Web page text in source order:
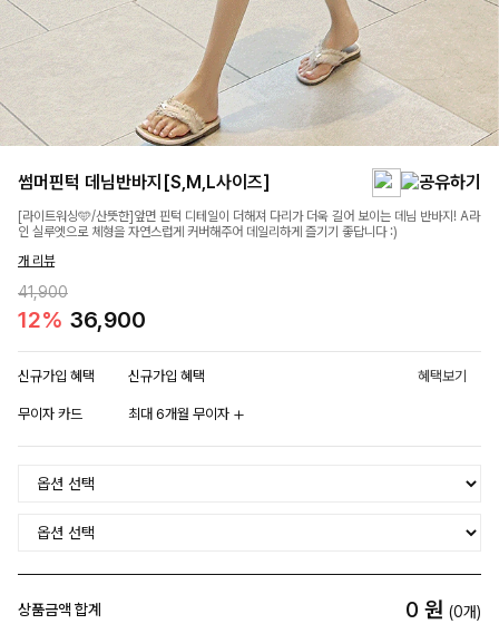
썸머핀턱 데님반바지[S,M,L사이즈]
[라이트워싱🩵/산뜻한]앞면 핀턱 디테일이 더해져 다리가 더욱 길어 보이는 데님 반바지! A라
인 실루엣으로 체형을 자연스럽게 커버해주어 데일리하게 즐기기 좋답니다 :)
개 리뷰
41,900
12% 36,900
신규가입 혜택 신규가입 혜택 혜택보기
무이자 카드 최대 6개월 무이자
상품금액 합계 0 원 (0개)